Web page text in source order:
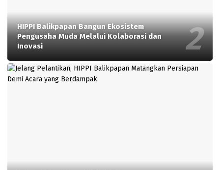
HIPPI Balikpapan Bangun Ekosistem
Pengusaha Muda Melalui Kolaborasi dan
Inovasi